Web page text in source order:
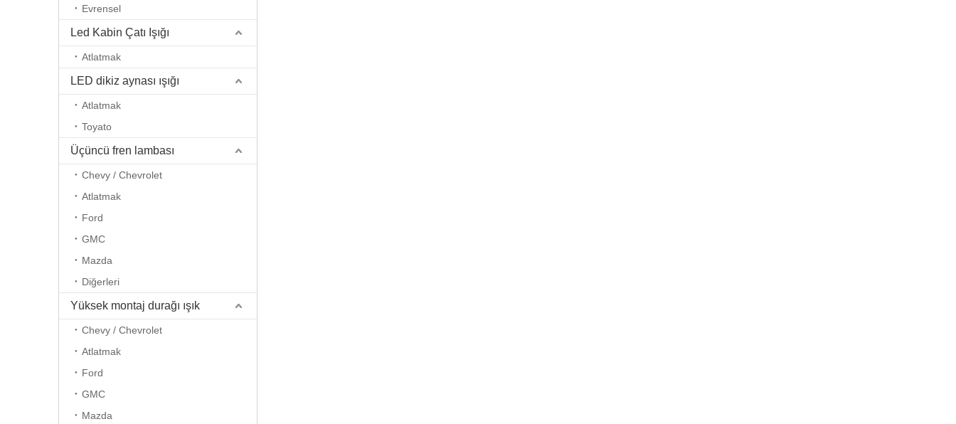
Evrensel
Led Kabin Çatı Işığı
Atlatmak
LED dikiz aynası ışığı
Atlatmak
Toyato
Üçüncü fren lambası
Chevy / Chevrolet
Atlatmak
Ford
GMC
Mazda
Diğerleri
Yüksek montaj durağı ışık
Chevy / Chevrolet
Atlatmak
Ford
GMC
Mazda